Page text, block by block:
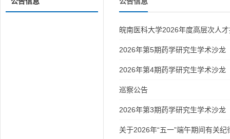
皖南医科大学2026年度高层次人
2026年第5期药学研究生学术沙龙
2026年第4期药学研究生学术沙龙
巡察公告
2026年第3期药学研究生学术沙龙
关于2026年“五一”端午期间有关